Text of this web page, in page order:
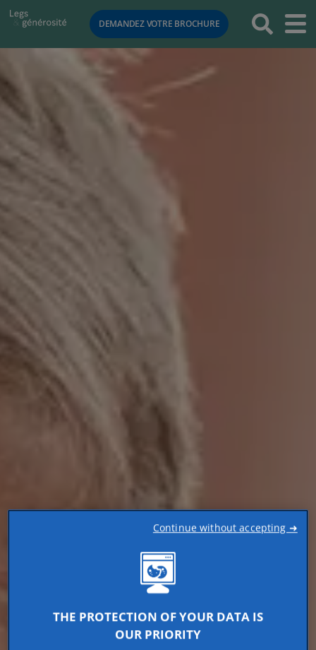
DEMANDEZ VOTRE BROCHURE
RETOUR
THE PROTECTION OF YOUR DATA IS
OUR PRIORITY
Continue without accepting ➜